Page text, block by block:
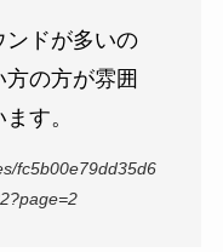
ンドが多いの
の方が雰囲
す。
fc5b00e79dd35d6